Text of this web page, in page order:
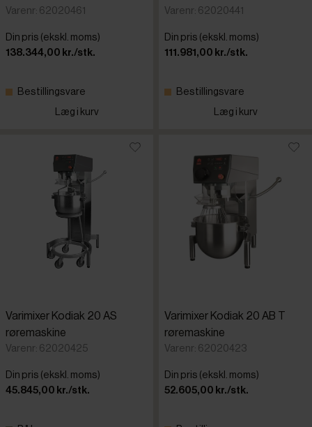
Varenr: 62020461
Din pris (ekskl. moms)
138.344,00 kr./stk.
Bestillingsvare
Læg i kurv
Varenr: 62020441
Din pris (ekskl. moms)
111.981,00 kr./stk.
Bestillingsvare
Læg i kurv
Varimixer Kodiak 20 AS
røremaskine
Varenr: 62020425
Din pris (ekskl. moms)
45.845,00 kr./stk.
Varimixer Kodiak 20 AB T
røremaskine
Varenr: 62020423
Din pris (ekskl. moms)
52.605,00 kr./stk.